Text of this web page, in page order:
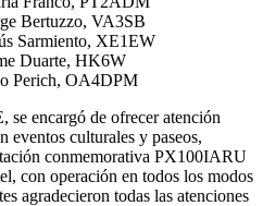
Bertuzzo, VA3SB
Sarmiento, XE1EW
Duarte, HK6W
Perich, OA4DPM
, se encargó de ofrecer atención
eventos culturales y paseos,
conmemorativa PX100IARU
con operación en todos los modos
agradecieron todas las atenciones